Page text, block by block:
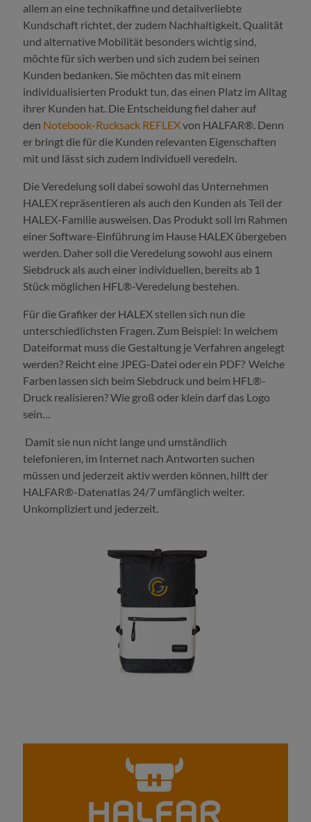
allem an eine technikaffine und detailverliebte
Kundschaft richtet, der zudem Nachhaltigkeit, Qualität
und alternative Mobilität besonders wichtig sind,
möchte für sich werben und sich zudem bei seinen
Kunden bedanken. Sie möchten das mit einem
individualisierten Produkt tun, das einen Platz im Alltag
ihrer Kunden hat. Die Entscheidung fiel daher auf
den Notebook-Rucksack REFLEXvon HALFAR®. Denn
er bringt die für die Kunden relevanten Eigenschaften
mit und lässt sich zudem individuell veredeln.
Die Veredelung soll dabei sowohl das Unternehmen
HALEX repräsentieren als auch den Kunden als Teil der
HALEX-Familie ausweisen. Das Produkt soll im Rahmen
einer Software-Einführung im Hause HALEX übergeben
werden. Daher soll die Veredelung sowohl aus einem
Siebdruck als auch einer individuellen, bereits ab 1
Stück möglichen HFL®-Veredelung bestehen.
Für die Grafiker der HALEX stellen sich nun die
unterschiedlichsten Fragen. Zum Beispiel: In welchem
Dateiformat muss die Gestaltung je Verfahren angelegt
werden? Reicht eine JPEG-Datei oder ein PDF? Welche
Farben lassen sich beim Siebdruck und beim HFL®-
Druck realisieren? Wie groß oder klein darf das Logo
sein…
Damit sie nun nicht lange und umständlich
telefonieren, im Internet nach Antworten suchen
müssen und jederzeit aktiv werden können, hilft der
HALFAR®-Datenatlas 24/7 umfänglich weiter.
Unkompliziert und jederzeit.